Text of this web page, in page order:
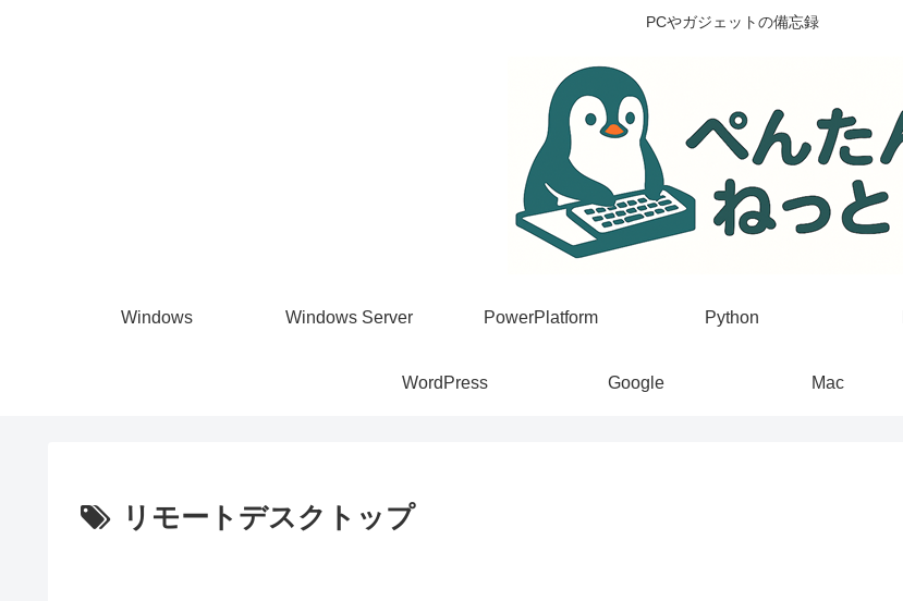
PCやガジェットの備忘録
Windows Windows Server PowerPlatform Python
WordPress Google Mac
リモートデスクトップ